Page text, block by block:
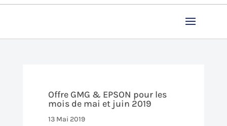
Offre GMG & EPSON pour les
mois de mai et juin 2019
13 Mai 2019